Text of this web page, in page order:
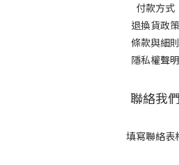
付款方式
退換貨政策
條款與細則
隱私權聲明
聯絡我們
填寫聯絡表